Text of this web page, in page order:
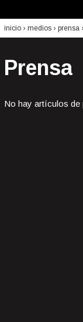
inicio › medios › prensa
Prensa
No hay artículos de